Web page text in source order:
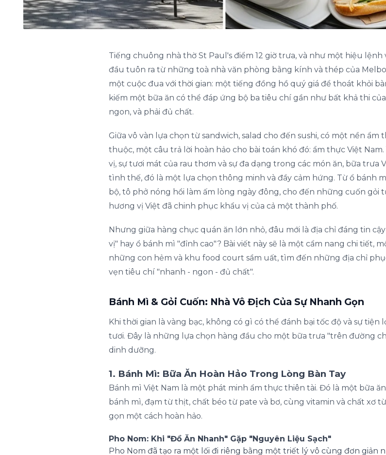
Tiếng chuông nhà thờ St Paul's điểm 12 giờ trưa, và như một hiệu
đầu tuôn ra từ những toà nhà văn phòng bằng kính và thép của
một cuộc đua với thời gian: một tiếng đồng hồ quý giá để thoát khỏi
kiếm một bữa ăn có thể đáp ứng bộ ba tiêu chí gần như bất khả thi
ngon, và phải đủ chất.
Giữa vô vàn lựa chọn từ sandwich, salad cho đến sushi, có một nền
thuộc, một câu trả lời hoàn hảo cho bài toán khó đó: ẩm thực Việt
vị, sự tươi mát của rau thơm và sự đa dạng trong các món ăn, bữa trưa
tình thế, đó là một lựa chọn thông minh và đầy cảm hứng. Từ ổ bánh
bộ, tô phở nóng hổi làm ấm lòng ngày đông, cho đến những cuốn gỏi
hương vị Việt đã chinh phục khẩu vị của cả một thành phố.
Nhưng giữa hàng chục quán ăn lớn nhỏ, đâu mới là địa chỉ đáng tin
vị" hay ổ bánh mì "đỉnh cao"? Bài viết này sẽ là một cẩm nang chi tiết,
những con hẻm và khu food court sầm uất, tìm đến những địa chỉ
vẹn tiêu chí "nhanh - ngon - đủ chất".
Bánh Mì & Gỏi Cuốn: Nhà Vô Địch Của Sự Nhanh Gọn
Khi thời gian là vàng bạc, không có gì có thể đánh bại tốc độ và sự tiện
tươi. Đây là những lựa chọn hàng đầu cho một bữa trưa "trên đường
dinh dưỡng.
1. Bánh Mì: Bữa Ăn Hoàn Hảo Trong Lòng Bàn Tay
Bánh mì Việt Nam là một phát minh ẩm thực thiên tài. Đó là một bữa
bánh mì, đạm từ thịt, chất béo từ pate và bơ, cùng vitamin và chất xơ
gọn một cách hoàn hảo.
Pho Nom: Khi "Đồ Ăn Nhanh" Gặp "Nguyên Liệu Sạch"
Pho Nom đã tạo ra một lối đi riêng bằng một triết lý vô cùng đơn giản